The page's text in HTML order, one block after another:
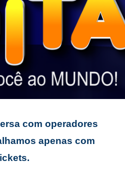
com operadores
apenas com